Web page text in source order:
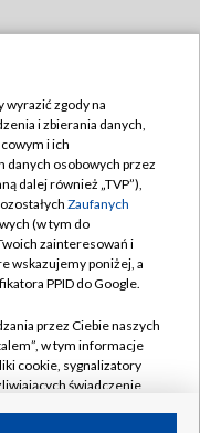
wyrazić zgody na
i zbierania danych,
i ich
danych osobowych przez
dalej również „TVP”),
Zaufanych
(w tym do
zainteresowań i
wskazujemy poniżej, a
PPID do Google.
przez Ciebie naszych
w tym informacje
cookie, sygnalizatory
świadczenie